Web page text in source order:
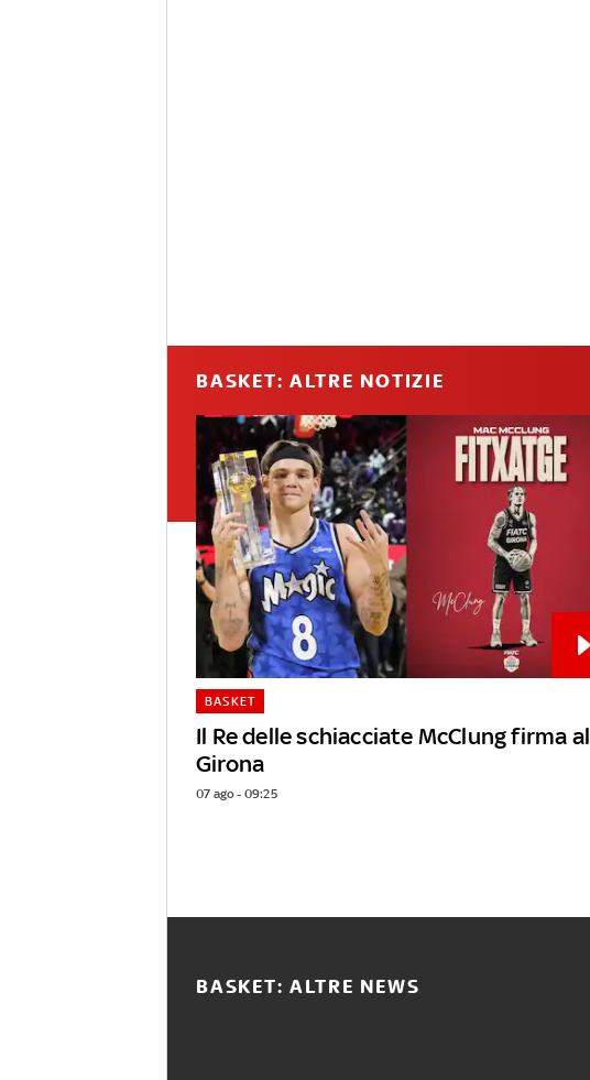
BASKET: ALTRE NOTIZIE
Il Re delle schiacciate McClung firma al
Girona
BASKET
07 ago - 09:25
BASKET: ALTRE NEWS